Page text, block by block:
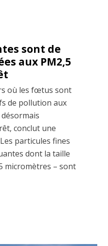
sont de
aux PM2,5
où les fœtus sont
de pollution aux
conclut une
particules fines
dont la taille
micromètres – sont